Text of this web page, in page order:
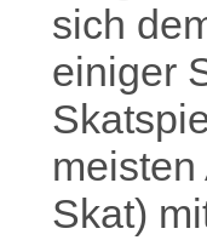
sich
einiger
Skat)